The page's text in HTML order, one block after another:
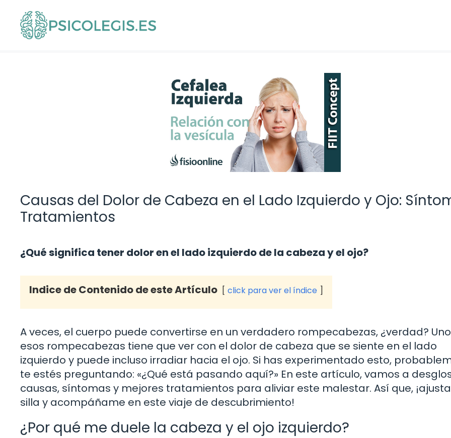
contenido
Causas del Dolor de Cabeza en el Lado Izquierdo y Ojo:
Tratamientos
¿Qué significa tener dolor en el lado izquierdo de la cabeza y el ojo?
Indice de Contenido de este Artículo click para ver el índice
A veces, el cuerpo puede convertirse en un verdadero rompecabezas, ¿verdad?
esos rompecabezas tiene que ver con el dolor de cabeza que se siente en el lado
izquierdo y puede incluso irradiar hacia el ojo. Si has experimentado esto,
te estés preguntando: «¿Qué está pasando aquí?» En este artículo, vamos a
causas, síntomas y mejores tratamientos para aliviar este malestar. Así que,
silla y acompáñame en este viaje de descubrimiento!
¿Por qué me duele la cabeza y el ojo izquierdo?